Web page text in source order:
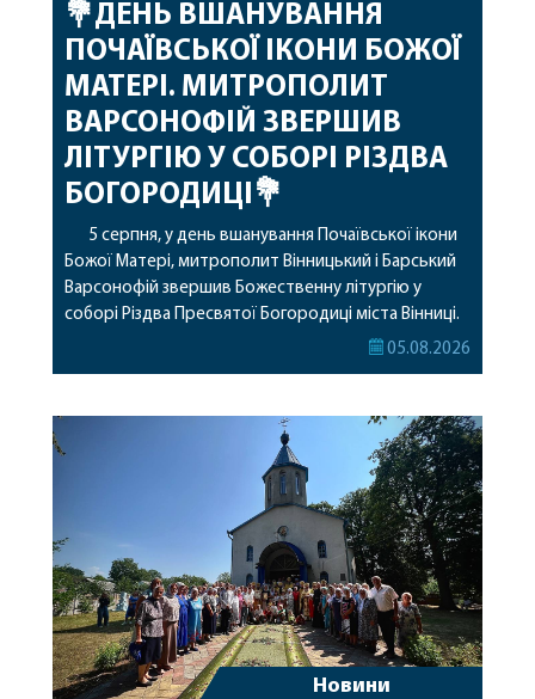
💐ДЕНЬ ВШАНУВАННЯ
ПОЧАЇВСЬКОЇ ІКОНИ БОЖОЇ
МАТЕРІ. МИТРОПОЛИТ
ВАРСОНОФІЙ ЗВЕРШИВ
ЛІТУРГІЮ У СОБОРІ РІЗДВА
БОГОРОДИЦІ💐
5 серпня, у день вшанування Почаївської ікони
Божої Матері, митрополит Вінницький і Барський
Варсонофій звершив Божественну літургію у
соборі Різдва Пресвятої Богородиці міста Вінниці.
Його Високопреосвященству співслужили
священному сані. Під час богослужіння підносилися
особливі молитви за мир в Україні, за воїнів, які
05.08.2026
Новини